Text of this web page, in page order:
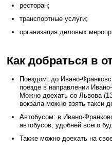
ресторан;
транспортные услуги;
организация деловых
Как добраться в
Поездом: до Ивано-
поезде в направлении
Можно доехать со Львова
вокзала можно взять такси
Автобусом: в Ивано-
автобусов, удобней всего
Также можно доехать на